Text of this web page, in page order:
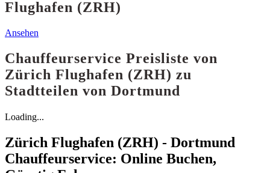
Flughafen (ZRH)
Ansehen
Chauffeurservice Preisliste von
Zürich Flughafen (ZRH) zu
Stadtteilen von Dortmund
Loading...
Zürich Flughafen (ZRH) - Dortmund
Chauffeurservice: Online Buchen,